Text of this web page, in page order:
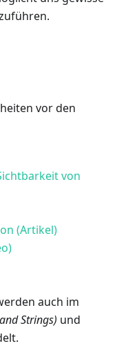
vor den
von
(Artikel)
auch im
Strings) und